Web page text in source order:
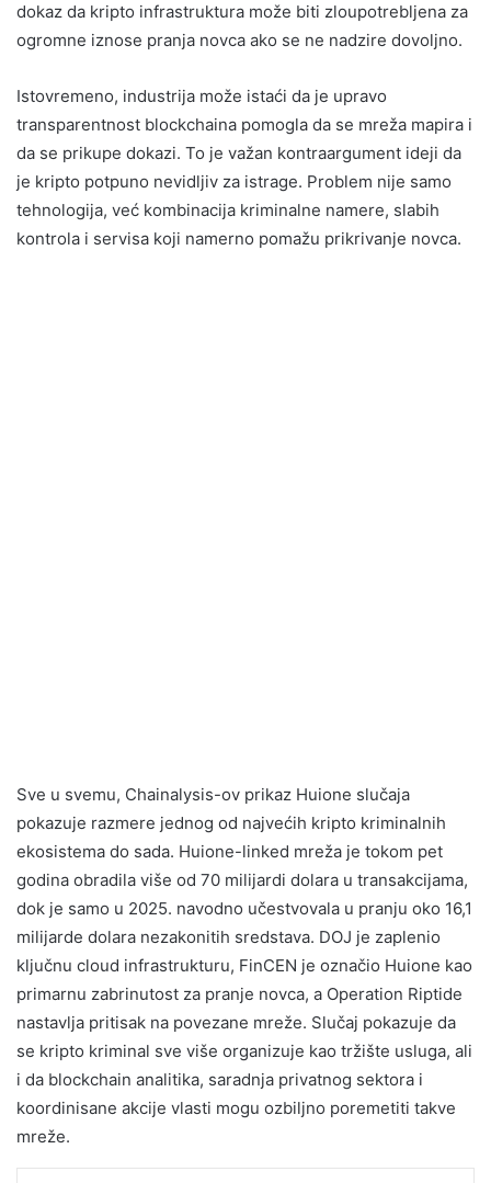
dokaz da kripto infrastruktura može biti zloupotrebljena za
ogromne iznose pranja novca ako se ne nadzire dovoljno.
Istovremeno, industrija može istaći da je upravo
transparentnost blockchaina pomogla da se mreža mapira i
da se prikupe dokazi. To je važan kontraargument ideji da
je kripto potpuno nevidljiv za istrage. Problem nije samo
tehnologija, već kombinacija kriminalne namere, slabih
kontrola i servisa koji namerno pomažu prikrivanje novca.
Sve u svemu, Chainalysis-ov prikaz Huione slučaja
pokazuje razmere jednog od najvećih kripto kriminalnih
ekosistema do sada. Huione-linked mreža je tokom pet
godina obradila više od 70 milijardi dolara u transakcijama,
dok je samo u 2025. navodno učestvovala u pranju oko 16,1
milijarde dolara nezakonitih sredstava. DOJ je zaplenio
ključnu cloud infrastrukturu, FinCEN je označio Huione kao
primarnu zabrinutost za pranje novca, a Operation Riptide
nastavlja pritisak na povezane mreže. Slučaj pokazuje da
se kripto kriminal sve više organizuje kao tržište usluga, ali
i da blockchain analitika, saradnja privatnog sektora i
koordinisane akcije vlasti mogu ozbiljno poremetiti takve
mreže.